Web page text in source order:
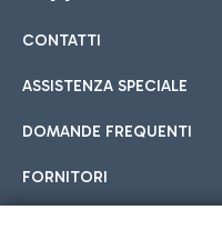
Cucina Internazionale
Hotel in aeroporto
Scegli l'alloggio più
all'aeroporto.
Car sharing
Con il Car Sharing è
CONTATTI
ASSISTENZA SPECIALE
DOMANDE FREQUENTI
FORNITORI